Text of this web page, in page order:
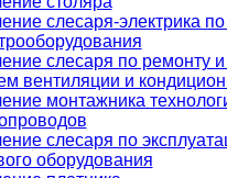
слесаря-электрика
слесаря по ремонту
вентиляции и
монтажника
слесаря по
оборудования